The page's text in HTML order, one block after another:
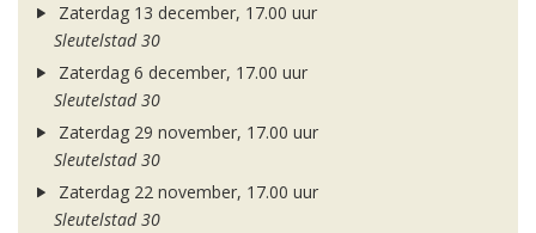
Zaterdag 13 december, 17.00 uur
Sleutelstad 30
Zaterdag 6 december, 17.00 uur
Sleutelstad 30
Zaterdag 29 november, 17.00 uur
Sleutelstad 30
Zaterdag 22 november, 17.00 uur
Sleutelstad 30